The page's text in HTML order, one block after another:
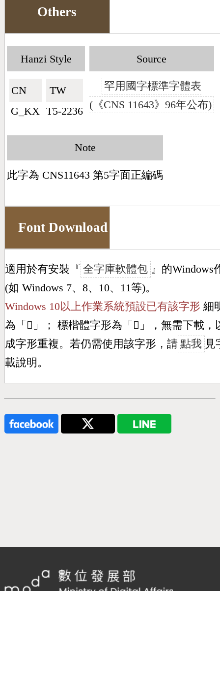
Others
Hanzi Style
CN🇨🇳
G_KX
TW🇹🇼
T5-2236
Source
罕用國字標準字體表
(《CNS 11643》96年公布)
Note
此字為 CNS11643 第5字面正編碼
Font Download
適用於有安裝『 全字庫軟體包 』的Windows
(如 Windows 7、8、10、11等)。
Windows 10以上作業系統預設已有該字形 細
為「 𠣒 」； 標楷體字形為「 𠣒 」，無需下載，
成字形重複。若仍需使用該字形，請 點我 見
載說明。